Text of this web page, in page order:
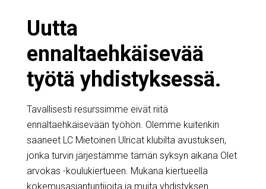
Uutta
ennaltaehkäisevää
työtä yhdistyksessä.
Tavallisesti resurssimme eivät riitä
ennaltaehkäisevään työhön. Olemme kuitenkin
saaneet LC Mietoinen Ulricat klubilta avustuksen,
jonka turvin järjestämme tämän syksyn aikana Olet
arvokas -koulukiertueen. Mukana kiertueella
kokemusasiantuntijoita ja muita yhdistyksen